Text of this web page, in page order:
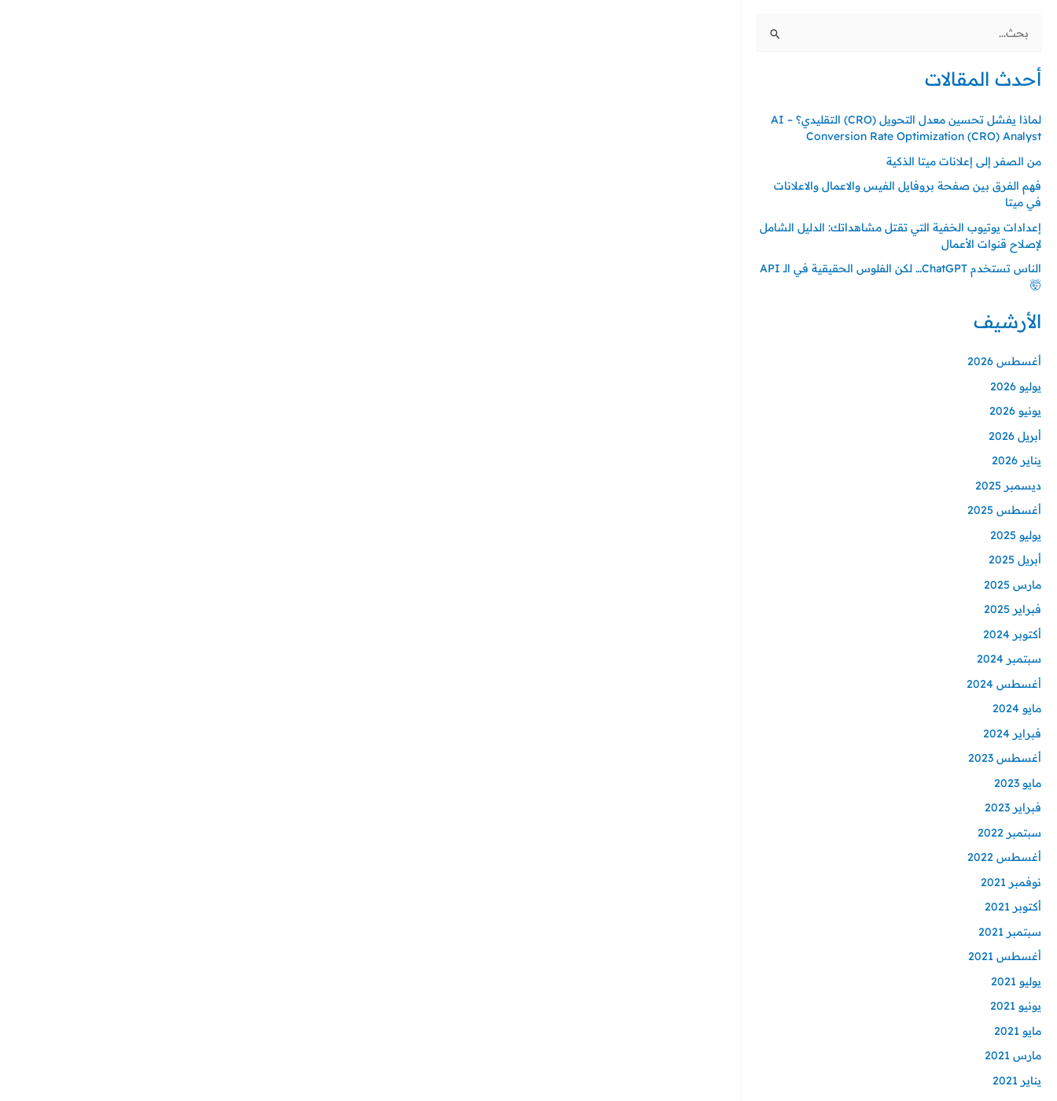
البحث
أحدث المقالات
لماذا يفشل تحسين معدل التحويل (CRO) التقليدي؟ – AI
Conversion Rate Optimization (CRO) Analyst
من الصفر إلى إعلانات ميتا الذكية
فهم الفرق بين صفحة بروفايل الفيس والاعمال والاعلانات
في ميتا
إعدادات يوتيوب الخفية التي تقتل مشاهداتك: الدليل الشامل
لإصلاح قنوات الأعمال
الناس تستخدم ChatGPT… لكن الفلوس الحقيقية في الـ API
🤯
الأرشيف
أغسطس 2026
يوليو 2026
يونيو 2026
أبريل 2026
يناير 2026
ديسمبر 2025
أغسطس 2025
يوليو 2025
أبريل 2025
مارس 2025
فبراير 2025
أكتوبر 2024
سبتمبر 2024
أغسطس 2024
مايو 2024
فبراير 2024
أغسطس 2023
مايو 2023
فبراير 2023
سبتمبر 2022
أغسطس 2022
نوفمبر 2021
أكتوبر 2021
سبتمبر 2021
أغسطس 2021
يوليو 2021
يونيو 2021
مايو 2021
مارس 2021
يناير 2021